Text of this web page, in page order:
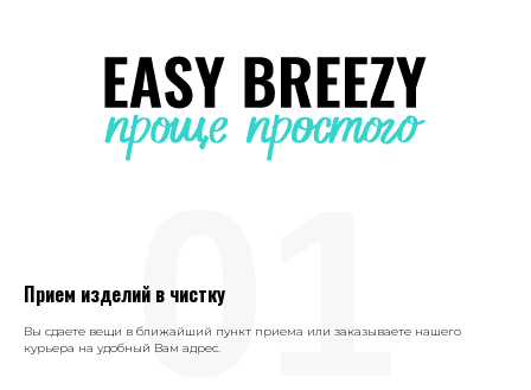
Прием изделий в чистку
Вы сдаете вещи в ближайший пункт приема или заказываете нашего
курьера на удобный Вам адрес.01